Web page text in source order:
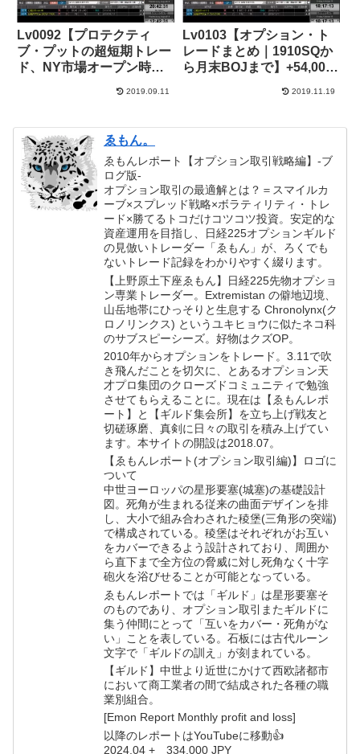
Lv0092【プロテクティ
ブ・プットの超短期トレー
ド、NY市場オープン時の
2019.09.11
Lv0103【オプション・ト
レードまとめ｜1910SQか
ら月末BOJまで】+54,000
2019.11.19
ゑもん。
ゑもんレポート【オプション取引戦略編】-ブ
ログ版-
オプション取引の最適解とは？＝スマイルカ
ーブ×スプレッド戦略×ボラティリティ・トレ
ード×勝てるトコだけコツコツ投資。安定的な
資産運用を目指し、日経225オプションギルド
の見倣いトレーダー「ゑもん」が、ろくでも
ないトレード記録をわかりやすく綴ります。
【上野原土下座ゑもん】日経225先物オプショ
ン専業トレーダー。Extremistan の僻地辺境、
山岳地帯にひっそりと生息する Chronolynx(ク
ロノリンクス) というユキヒョウに似たネコ科
のサブスピーシーズ。好物はクズOP。
2010年からオプションをトレード。3.11で吹
き飛んだことを切欠に、とあるオプション天
才プロ集団のクローズドコミュニティで勉強
させてもらえることに。現在は【ゑもんレポ
ート】と【ギルド集会所】を立ち上げ戦友と
切磋琢磨、真剣に日々の取引を積み上げてい
ます。本サイトの開設は2018.07。
【ゑもんレポート(オプション取引編)】ロゴに
ついて
中世ヨーロッパの星形要塞(城塞)の基礎設計
図。死角が生まれる従来の曲面デザインを排
し、大小で組み合わされた稜堡(三角形の突端)
で構成されている。稜堡はそれぞれがお互い
をカバーできるよう設計されており、周囲か
ら直下まで全方位の脅威に対し死角なく十字
砲火を浴びせることが可能となっている。
ゑもんレポートでは「ギルド」は星形要塞そ
のものであり、オプション取引またギルドに
集う仲間にとって「互いをカバー・死角がな
い」ことを表している。石板には古代ルーン
文字で「ギルドの訓え」が刻まれている。
【ギルド】中世より近世にかけて西欧諸都市
において商工業者の間で結成された各種の職
業別組合。
[Emon Report Monthly profit and loss]
以降のレポートはYouTubeに移動👍
2024.04 + 334,000 JPY